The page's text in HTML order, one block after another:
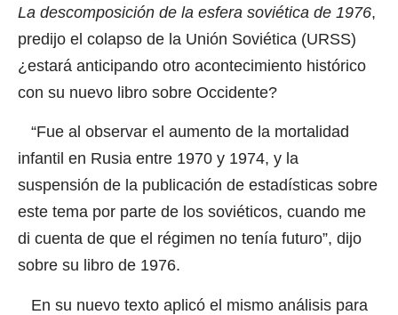
La descomposición de la esfera soviética de 1976,
predijo el colapso de la Unión Soviética (URSS)
¿estará anticipando otro acontecimiento histórico
con su nuevo libro sobre Occidente?
“Fue al observar el aumento de la mortalidad
infantil en Rusia entre 1970 y 1974, y la
suspensión de la publicación de estadísticas sobre
este tema por parte de los soviéticos, cuando me
di cuenta de que el régimen no tenía futuro”, dijo
sobre su libro de 1976.
En su nuevo texto aplicó el mismo análisis para